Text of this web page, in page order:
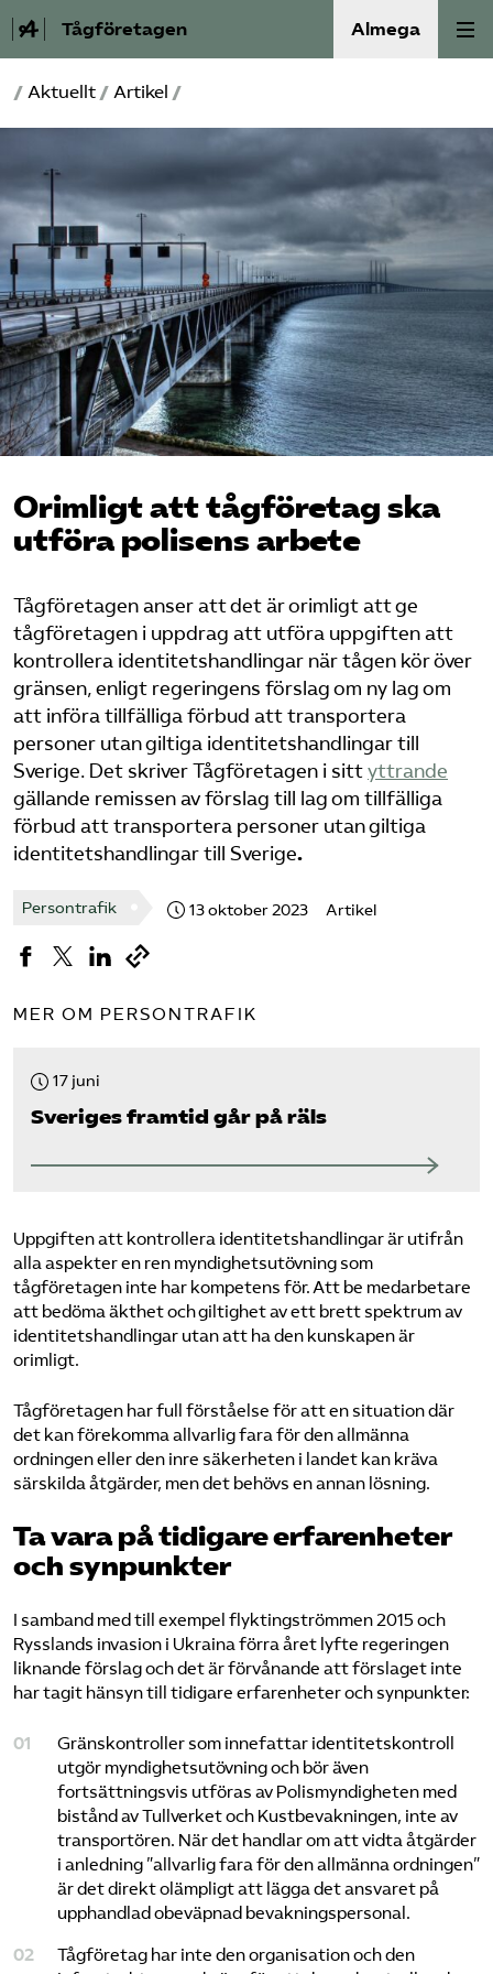
Tågföretagen Almega
Aktuellt
Reformagenda för järnvägen
Våra frågor
Aktiviteter
Om oss
Kontakt
Mina sidor (almega.se)
Bli medlem
Logga in på Arbetsgivarguiden
Sök på tagforetagen.se
/ Aktuellt / Artikel /
Orimligt att tåg­företag ska
utföra polisens arbete
Tågföretagen anser att det är orimligt att ge
tågföretagen i uppdrag att utföra uppgiften att
kontrollera identitetshandlingar när tågen kör över
gränsen, enligt regeringens förslag om ny lag om
att införa tillfälliga förbud att transportera
personer utan giltiga identitetshandlingar till
Sverige. Det skriver Tågföretagen i sittyttrande
gällande remissen av förslag till lag om tillfälliga
förbud att transportera personer utan giltiga
identitetshandlingar till Sverige.
Persontrafik 13 oktober 2023 Artikel
MER OM PERSONTRAFIK
17 juni
Sveriges framtid går på räls
Uppgiften att kontrollera identitetshandlingar är utifrån
alla aspekter en ren myndighetsutövning som
tågföretagen inte har kompetens för. Att be medarbetare
att bedöma äkthet och giltighet av ett brett spektrum av
identi­tetshandlingar utan att ha den kunskapen är
orimligt.
Tågföretagen har full förståelse för att en situation där
det kan förekomma allvarlig fara för den allmänna
ordningen eller den inre säkerheten i landet kan kräva
särskilda åtgärder, men det behövs en annan lösning.
Ta vara på tidigare erfarenheter
och synpunkter
I samband med till exempel flyktingströmmen 2015 och
Rysslands invasion i Ukraina förra året lyfte regeringen
liknande förslag och det är förvånande att förslaget inte
har tagit hänsyn till tidigare erfarenheter och synpunkter:
Gränskontroller som innefattar identitetskontroll
utgör myndighetsutövning och bör även
fortsättningsvis utföras av Polismyndigheten med
bistånd av Tullverket och Kustbevakningen, inte av
transportören. När det handlar om att vidta åtgärder
i anledning ”allvarlig fara för den allmänna ordningen”
är det direkt olämpligt att lägga det ansvaret på
upphandlad obeväpnad bevakningspersonal.
Tågföretag har inte den organisation och den